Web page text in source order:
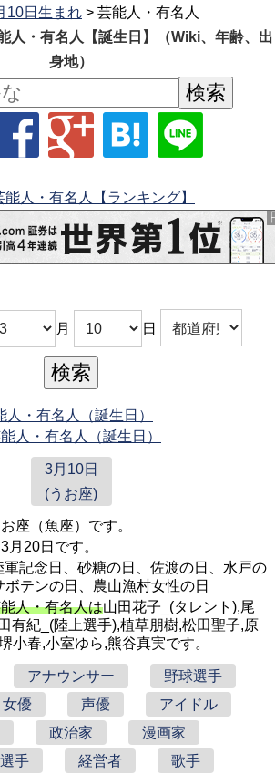
10日生まれ > 芸能人・有名人
人・有名人【誕生日】（Wiki、年齢、出
身地）
能人・有名人【ランキング】
月 日
・有名人（誕生日）
人・有名人（誕生日）
3月10日
(うお座)
お座（魚座）です。
月20日です。
軍記念日、砂糖の日、佐渡の日、水戸の
ボテンの日、農山漁村女性の日
人・有名人は山田花子_(タレント),尾
有紀_(陸上選手),植草朋樹,松田聖子,原
小春,小室ゆら,熊谷真実です。
アナウンサー
野球選手
女優 声優
アイドル
政治家
漫画家
手
経営者
歌手